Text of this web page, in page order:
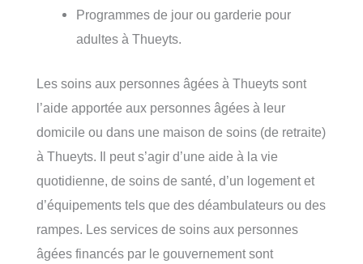
Programmes de jour ou garderie pour
adultes à Thueyts.
Les soins aux personnes âgées à Thueyts sont
l’aide apportée aux personnes âgées à leur
domicile ou dans une maison de soins (de retraite)
à Thueyts. Il peut s’agir d’une aide à la vie
quotidienne, de soins de santé, d’un logement et
d’équipements tels que des déambulateurs ou des
rampes. Les services de soins aux personnes
âgées financés par le gouvernement sont